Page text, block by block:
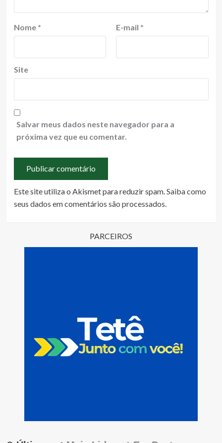
Nome * E-mail *
Site
Salvar meus dados neste navegador para a
próxima vez que eu comentar.
Este site utiliza o Akismet para reduzir spam. Saiba como
seus dados em comentários são processados
PARCEIROS